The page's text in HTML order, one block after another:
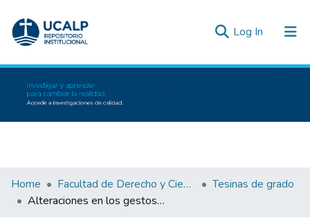
Log In (current)
Inicio
Home Facultad de Derecho y Ciencias Políticas
Tesinas de grado
Alteraciones en los gestos gráficos: estudio de la escritura de personas amputadas en dígitus de su mano de habitualidad gráfica pertenecientes al partido de Bahía Blanca